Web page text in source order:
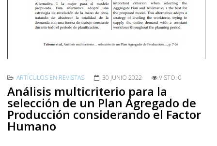
ARTÍCULOS EN REVISTAS 30 JUNIO 2022 VISTO: 0
Análisis multicriterio para la
selección de un Plan Agregado de
Producción considerando el Factor
Humano